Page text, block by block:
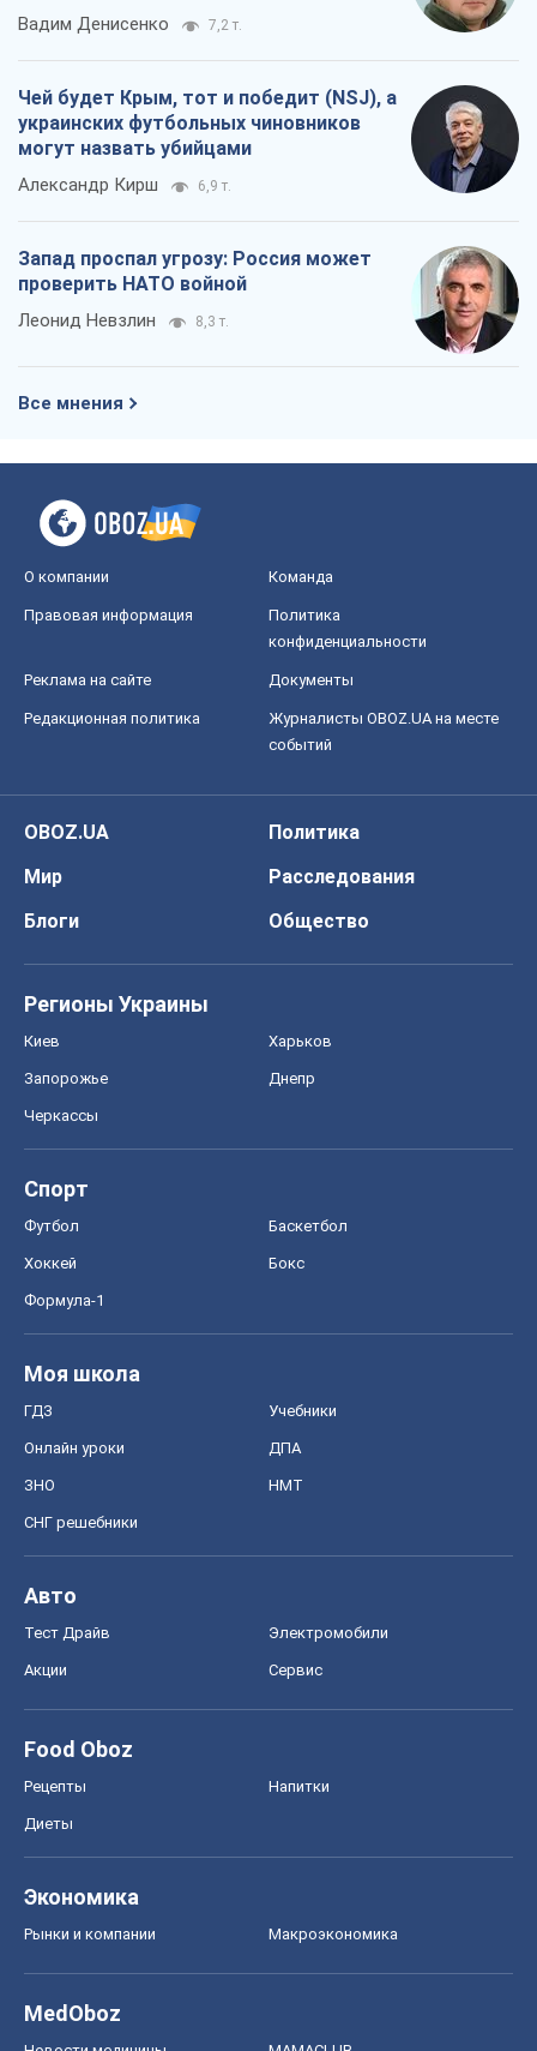
Вадим Денисенко 7,2 т.
Чей будет Крым, тот и победит (NSJ), а
украинских футбольных чиновников
могут назвать убийцами
Александр Кирш 6,9 т.
Запад проспал угрозу: Россия может
проверить НАТО войной
Леонид Невзлин 8,3 т.
Все мнения
О компании Команда
Правовая информация
Политика
конфиденциальности
Реклама на сайте Документы
Редакционная политика
Журналисты OBOZ.UA на месте
событий
OBOZ.UA
Политика
Мир
Расследования
Блоги
Общество
Регионы Украины
Киев Харьков
Запорожье Днепр
Черкассы
Спорт
Футбол Баскетбол
Хоккей Бокс
Формула-1
Моя школа
ГДЗ Учебники
Онлайн уроки ДПА
ЗНО НМТ
СНГ решебники
Авто
Тест Драйв Электромобили
Акции Сервис
Food Oboz
Рецепты Напитки
Диеты
Экономика
Рынки и компании Mакроэкономика
MedOboz